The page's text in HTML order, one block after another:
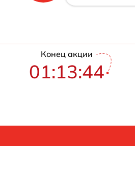
Конец акции
01:13:43